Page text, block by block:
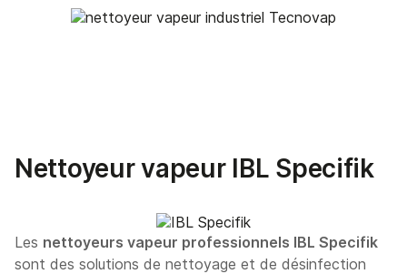
Nettoyeur vapeur IBL Specifik
Les nettoyeurs vapeur professionnels IBL Specifik
sont des solutions de nettoyage et de désinfection